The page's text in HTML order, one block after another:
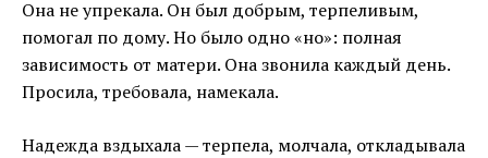
Она не упрекала. Он был добрым, терпеливым,
помогал по дому. Но было одно «но»: полная
зависимость от матери. Она звонила каждый день.
Просила, требовала, намекала.
Надежда вздыхала — терпела, молчала, откладывала